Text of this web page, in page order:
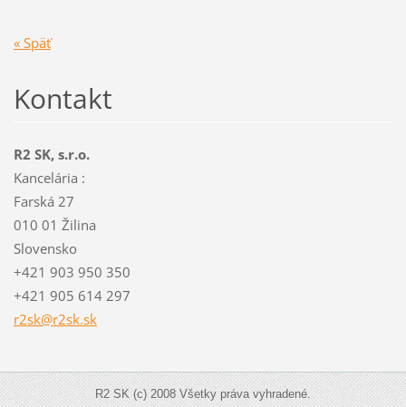
« Späť
Kontakt
R2 SK, s.r.o.
Kancelária :
Farská 27
010 01 Žilina
Slovensko
+421 903 950 350
+421 905 614 297
r2sk@r2sk.sk
R2 SK (c) 2008 Všetky práva vyhradené.